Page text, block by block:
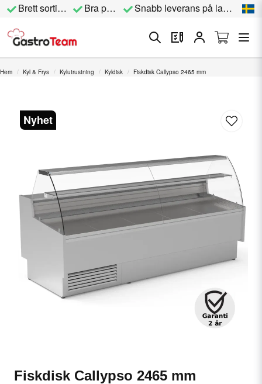
Brett sortiment Bra priser Snabb leverans på lagervara
Hem Kyl & Frys Kylutrustning Kyldisk Fiskdisk Callypso 2465 mm
Nyhet
Fiskdisk Callypso 2465 mm